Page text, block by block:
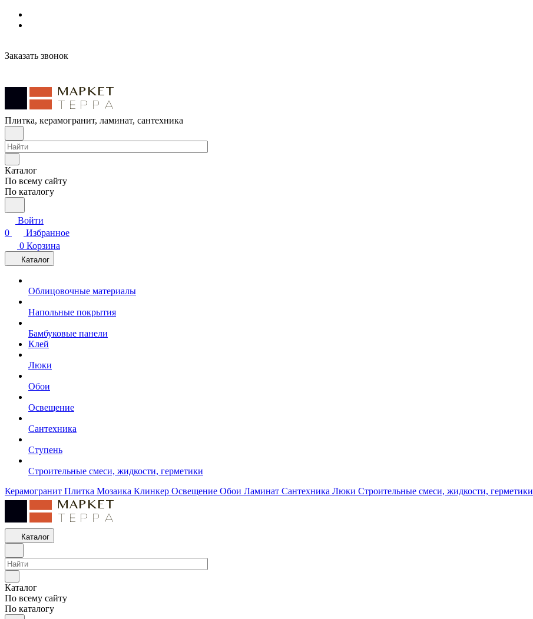
Заказать звонок
Плитка, керамогранит, ламинат, сантехника
Каталог
По всему сайту
По каталогу
Войти
0
Избранное
0 Корзина
Каталог
Облицовочные материалы
Напольные покрытия
Бамбуковые панели
Клей
Люки
Обои
Освещение
Сантехника
Ступень
Строительные смеси, жидкости, герметики
Керамогранит Плитка Мозаика Клинкер Освещение Обои Ламинат Сантехника Люки Строительные смеси, жидкости, герметики
Каталог
Каталог
По всему сайту
По каталогу